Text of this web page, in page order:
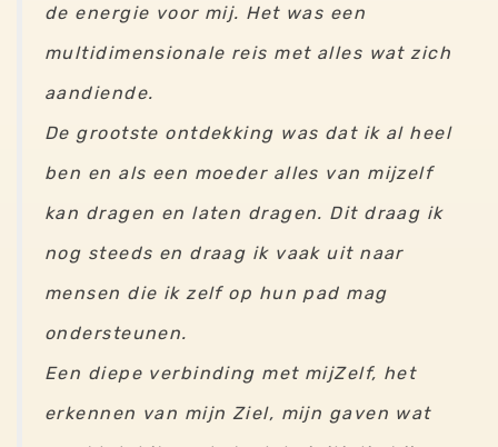
de energie voor mij. Het was een
multidimensionale reis met alles wat zich
aandiende.
De grootste ontdekking was dat ik al heel
ben en als een moeder alles van mijzelf
kan dragen en laten dragen. Dit draag ik
nog steeds en draag ik vaak uit naar
mensen die ik zelf op hun pad mag
ondersteunen.
Een diepe verbinding met mijZelf, het
erkennen van mijn Ziel, mijn gaven wat